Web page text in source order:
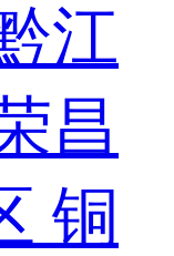
江
昌
铜